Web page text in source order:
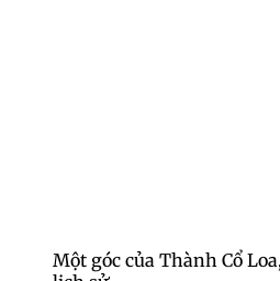
Một góc của Thành Cổ